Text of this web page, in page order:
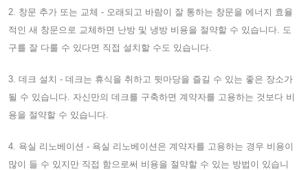
2. 창문 추가 또는 교체 - 오래되고 바람이 잘 통하는 창문을 에너지 효율
적인 새 창문으로 교체하면 난방 및 냉방 비용을 절약할 수 있습니다. 도
구를 잘 다룰 수 있다면 직접 설치할 수도 있습니다.
3. 데크 설치 - 데크는 휴식을 취하고 뒷마당을 즐길 수 있는 좋은 장소가
될 수 있습니다. 자신만의 데크를 구축하면 계약자를 고용하는 것보다 비
용을 절약할 수 있습니다.
4. 욕실 리노베이션 - 욕실 리노베이션은 계약자를 고용하는 경우 비용이
많이 들 수 있지만 직접 함으로써 비용을 절약할 수 있는 방법이 있습니